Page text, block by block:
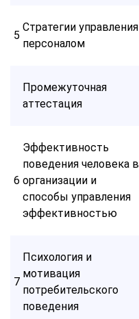
5
Стратегии управления
персоналом
Промежуточная
аттестация
6
Эффективность
поведения человека в
организации и
способы управления
эффективностью
7
Психология и
мотивация
потребительского
поведения